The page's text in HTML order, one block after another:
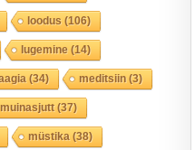
loodus (106)
lugemine (14)
(34) meditsiin(3)
muinasjutt(37)
müstika (38)